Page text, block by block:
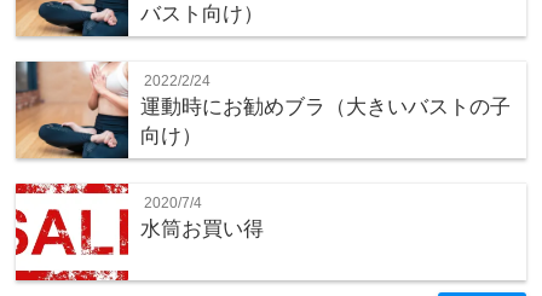
バスト向け）
2022/2/24
運動時にお勧めブラ（大きいバストの子
向け）
2020/7/4
水筒お買い得